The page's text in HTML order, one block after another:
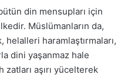
din mensupları için
Müslümanların da,
helalleri haramlaştırmaları,
dini yaşanmaz hale
aşırı yücelterek